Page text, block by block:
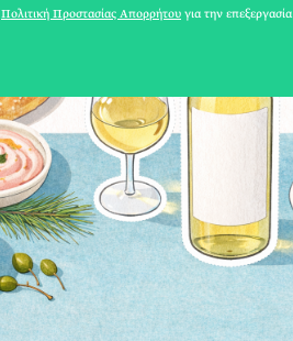
Πολιτική Προστασίας Απορρήτου για την